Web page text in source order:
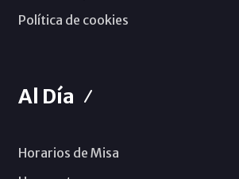
Política de cookies
Al Día
Horarios de Misa